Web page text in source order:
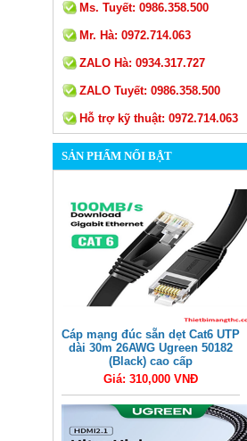
Ms. Tuyết: 0986.358.500
Mr. Hà: 0972.714.063
ZALO Hà: 0934.317.727
ZALO Tuyết: 0986.358.500
Hỗ trợ kỹ thuật: 0972.714.063
SẢN PHẨM NỔI BẬT
Cáp mạng đúc sẵn dẹt Cat6 UTP
dài 30m 26AWG Ugreen 50182
(Black) cao cấp
Giá: 310,000 VNĐ